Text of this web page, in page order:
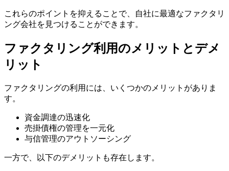
これらのポイントを抑えることで、自社に最適なファクタリ
ング会社を見つけることができます。
ファクタリング利用のメリットとデメ
リット
ファクタリングの利用には、いくつかのメリットがありま
す。
資金調達の迅速化
売掛債権の管理を一元化
与信管理のアウトソーシング
一方で、以下のデメリットも存在します。